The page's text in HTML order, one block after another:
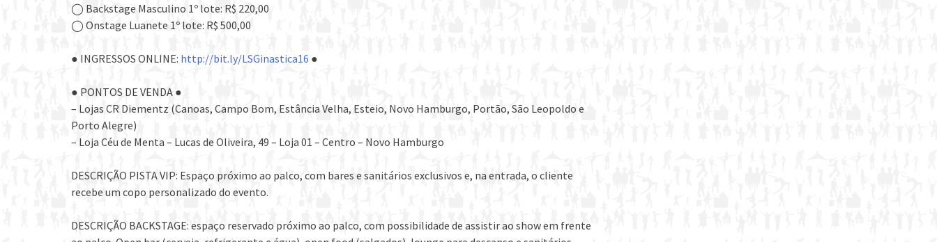
◯ Backstage Masculino 1º lote: R$ 220,00
◯ Onstage Luanete 1º lote: R$ 500,00
● INGRESSOS ONLINE: http://bit.ly/LSGinastica16 ●
● PONTOS DE VENDA ●
– Lojas CR Diementz (Canoas, Campo Bom, Estância Velha, Esteio, Novo Hamburgo, Portão, São Leopoldo e
Porto Alegre)
– Loja Céu de Menta – Lucas de Oliveira, 49 – Loja 01 – Centro – Novo Hamburgo
DESCRIÇÃO PISTA VIP: Espaço próximo ao palco, com bares e sanitários exclusivos e, na entrada, o cliente
recebe um copo personalizado do evento.
DESCRIÇÃO BACKSTAGE: espaço reservado próximo ao palco, com possibilidade de assistir ao show em frente